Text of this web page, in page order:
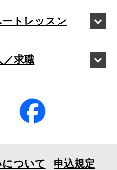
トレッスン
／求職
ついて 申込規定